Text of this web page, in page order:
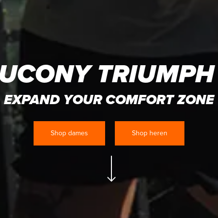
EXPAND YOUR COMFORT ZONE
Shop dames Shop heren